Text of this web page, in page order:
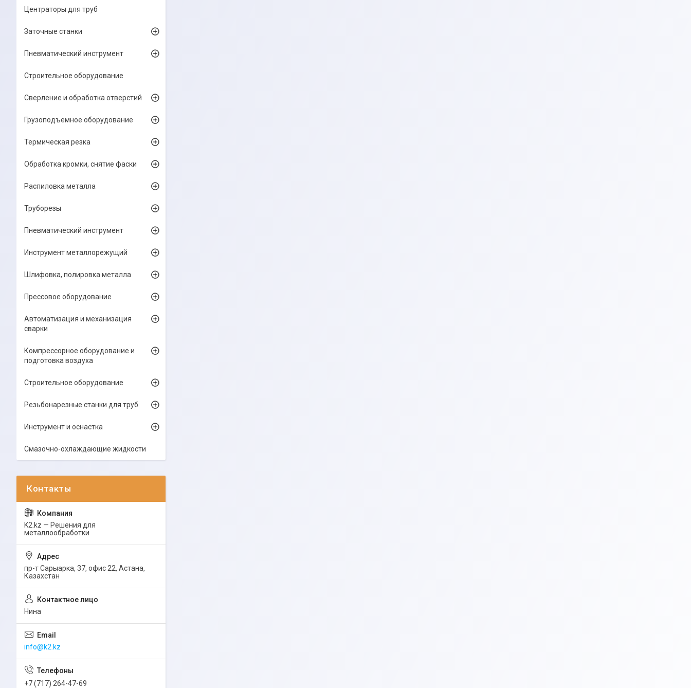
Центраторы для труб
Заточные станки
Пневматический инструмент
Строительное оборудование
Сверление и обработка отверстий
Грузоподъемное оборудование
Термическая резка
Обработка кромки, снятие фаски
Распиловка металла
Труборезы
Пневматический инструмент
Инструмент металлорежущий
Шлифовка, полировка металла
Прессовое оборудование
Автоматизация и механизация
сварки
Компрессорное оборудование и
подготовка воздуха
Строительное оборудование
Резьбонарезные станки для труб
Инструмент и оснастка
Смазочно-охлаждающие жидкости
K2.kz — Решения для
металлообработки
пр-т Сарыарка, 37, офис 22, Астана,
Казахстан
Нина
info@k2.kz
+7 (717) 264-47-69